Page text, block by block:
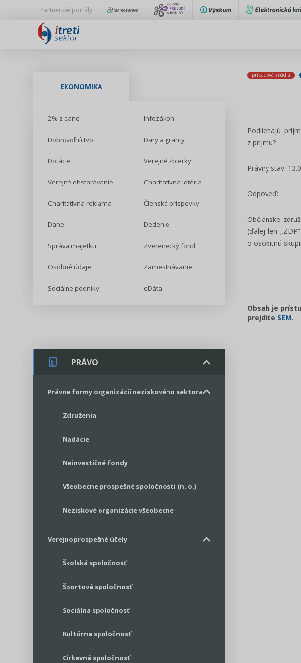
Partnerské portály
EKONOMIKA
2% z dane Infozákon
Dobrovoľníctvo Dary a granty
Dotácie Verejné zbierky
Verejné obstarávanie Charitatívna lotéria
Charitatívna reklama Členské príspevky
Dane Dedenie
Správa majetku Zverenecký fond
Osobné údaje Zamestnávanie
Sociálne podniky eDáta
PRÁVO
Právne formy organizácií neziskového sektora
Združenia
Nadácie
Neinvestičné fondy
Všeobecne prospešné spoločnosti (n. o.)
Neziskové organizácie všeobecne
Verejnoprospešné účely
Školská spoločnosť
Športová spoločnosť
Sociálna spoločnosť
Kultúrna spoločnosť
Cirkevná spoločnosť
prípadová štúdia
Podliehajú
z príjmu?
Právny stav:
Odpoveď:
Občianske
(ďalej len
o osobitnú
Obsah je
prejdite SEM.